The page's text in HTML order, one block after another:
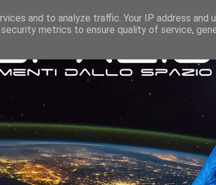
and to analyze traffic. Your IP address and
metrics to ensure quality of service,